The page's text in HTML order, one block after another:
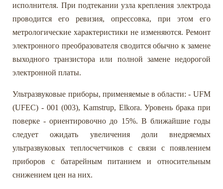
исполнителя. При подтекании узла крепления электрода
проводится его ревизия, опрессовка, при этом его
метрологические характеристики не изменяются. Ремонт
электронного преобразователя сводится обычно к замене
выходного транзистора или полной замене недорогой
электронной платы.
Ультразвуковые приборы, применяемые в области: - UFM
(UFEC) - 001 (003), Kamstrup, Elkora. Уровень брака при
поверке - ориентировочно до 15%. В ближайшие годы
следует ожидать увеличения доли внедряемых
ультразвуковых теплосчетчиков с связи с появлением
приборов с батарейным питанием и относительным
снижением цен на них.